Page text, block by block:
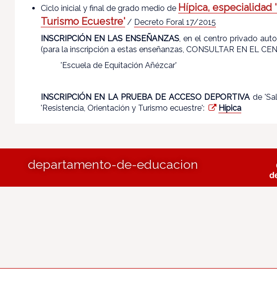
Ciclo inicial y final de grado medio de Hípica, especialidad
Turismo Ecuestre'/ Decreto Foral 17/2015
INSCRIPCIÓN EN LAS ENSEÑANZAS, en el centro privado
(para la inscripción a estas enseñanzas, CONSULTAR EN EL
'Escuela de Equitación Añézcar'
INSCRIPCIÓN EN LA PRUEBA DE ACCESO DEPORTIVAde
'Resistencia, Orientación y Turismo ecuestre':
Hípica
departamento-de-educacion